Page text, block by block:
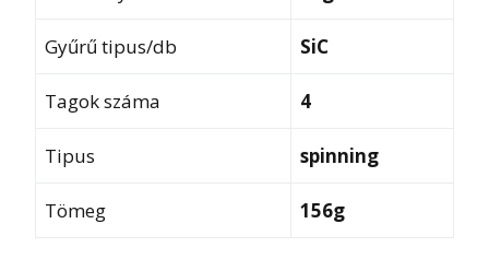
Gyűrű tipus/db SiC
Tagok száma 4
Tipus spinning
Tömeg 156g